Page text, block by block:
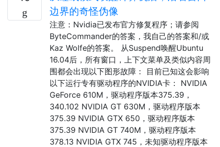
边界的奇怪伪像
注意：Nvidia已发布官方修复程序；请参阅
ByteCommander的答案，我自己的答案和/或
Kaz Wolfe的答案。 从Suspend唤醒Ubuntu
16.04后，所有窗口，上下文菜单及类似内容周
围都会出现以下图形故障： 目前已知这会影响
以下运行专有驱动程序的NVIDIA卡： NVIDIA
GeForce 610M，驱动程序版本375.39，
340.102 NVIDIA GT 630M，驱动程序版本
375.39 NVIDIA GTX 650，驱动程序版本
375.39 NVIDIA GT 740M，驱动程序版本
378.13 NVIDIA GTX 745，未知驱动程序版本